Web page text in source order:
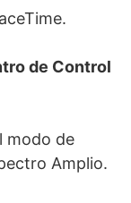
de Control
modo de
Amplio.